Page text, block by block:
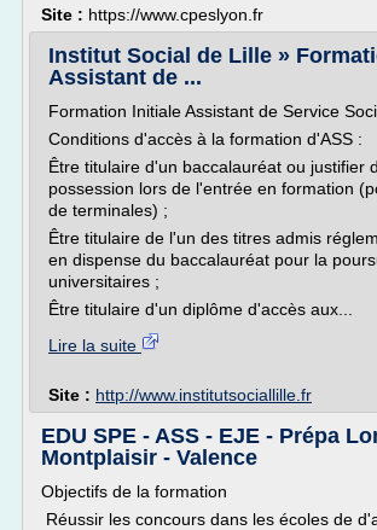
Site : https://www.cpeslyon.fr
Institut Social de Lille »
Assistant de ...
Formation Initiale Assistant de Service
Conditions d'accès à la formation d'ASS :
Être titulaire d'un baccalauréat ou justifier
possession lors de l'entrée en formation
de terminales) ;
Être titulaire de l'un des titres admis
en dispense du baccalauréat pour la
universitaires ;
Être titulaire d'un diplôme d'accès aux...
Lire la suite
Site : http://www.institutsociallille.fr
EDU SPE - ASS - EJE - Prépa
Montplaisir - Valence
Objectifs de la formation
Réussir les concours dans les écoles de